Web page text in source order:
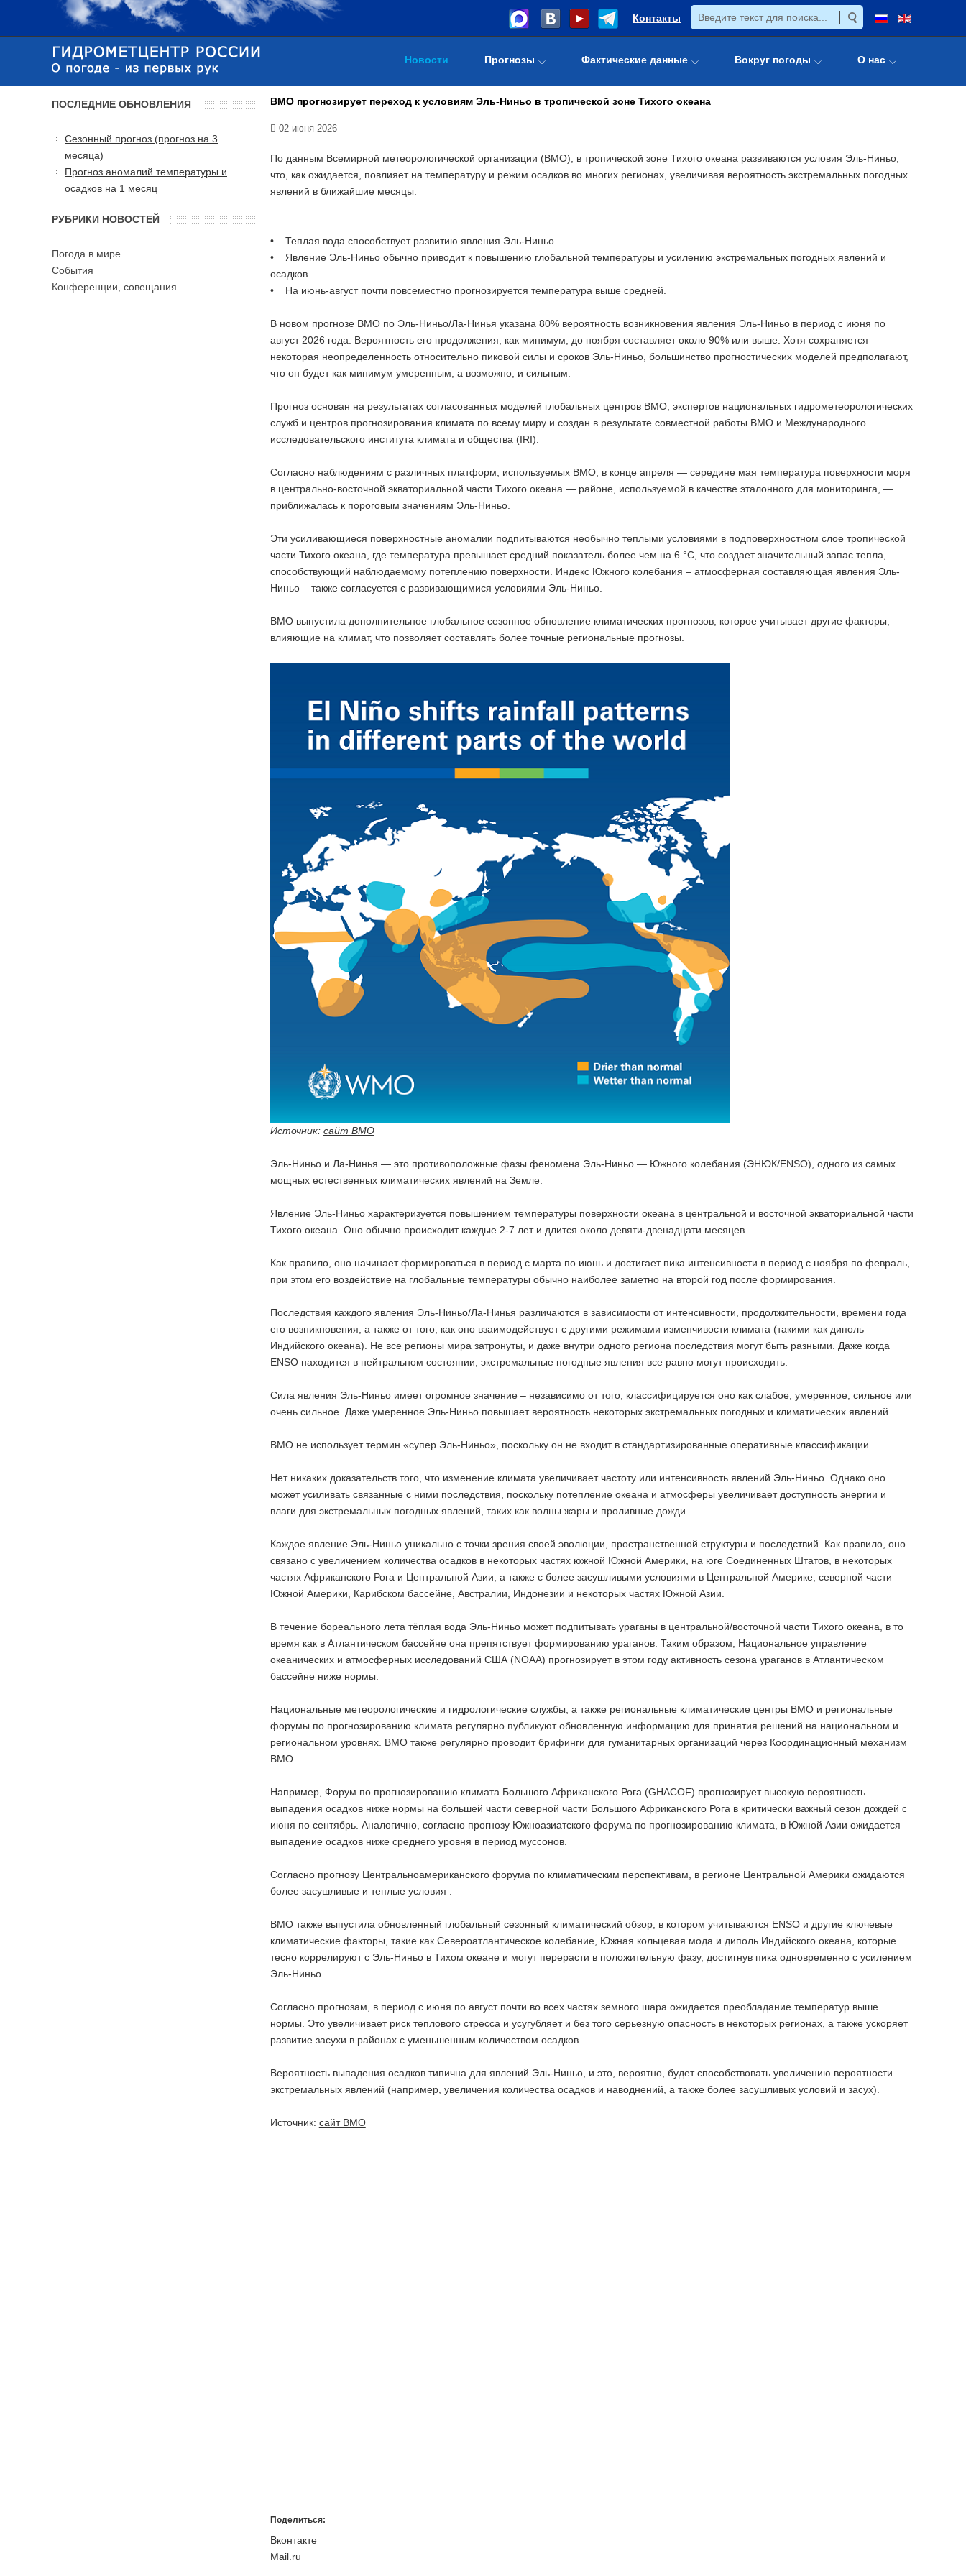
Контакты
Новости Прогнозы Фактические данные Вокруг погоды О нас
ВМО прогнозирует переход к условиям Эль-Ниньо в тропической зоне Тихого океана
02 июня 2026
По данным Всемирной метеорологической организации (ВМО), в тропической зоне Тихого океана развиваются условия Эль-Ниньо,
что, как ожидается, повлияет на температуру и режим осадков во многих регионах, увеличивая вероятность экстремальных погодных
явлений в ближайшие месяцы.
• Теплая вода способствует развитию явления Эль-Ниньо.
• Явление Эль-Ниньо обычно приводит к повышению глобальной температуры и усилению экстремальных погодных явлений и
осадков.
• На июнь-август почти повсеместно прогнозируется температура выше средней.
В новом прогнозе ВМО по Эль-Ниньо/Ла-Нинья указана 80% вероятность возникновения явления Эль-Ниньо в период с июня по
август 2026 года. Вероятность его продолжения, как минимум, до ноября составляет около 90% или выше. Хотя сохраняется
некоторая неопределенность относительно пиковой силы и сроков Эль-Ниньо, большинство прогностических моделей предполагают,
что он будет как минимум умеренным, а возможно, и сильным.
Прогноз основан на результатах согласованных моделей глобальных центров ВМО, экспертов национальных гидрометеорологических
служб и центров прогнозирования климата по всему миру и создан в результате совместной работы ВМО и Международного
исследовательского института климата и общества (IRI).
Согласно наблюдениям с различных платформ, используемых ВМО, в конце апреля — середине мая температура поверхности моря
в центрально-восточной экваториальной части Тихого океана — районе, используемой в качестве эталонного для мониторинга, —
приближалась к пороговым значениям Эль-Ниньо.
Эти усиливающиеся поверхностные аномалии подпитываются необычно теплыми условиями в подповерхностном слое тропической
части Тихого океана, где температура превышает средний показатель более чем на 6 °C, что создает значительный запас тепла,
способствующий наблюдаемому потеплению поверхности. Индекс Южного колебания – атмосферная составляющая явления Эль-
Ниньо – также согласуется с развивающимися условиями Эль-Ниньо.
ВМО выпустила дополнительное глобальное сезонное обновление климатических прогнозов, которое учитывает другие факторы,
влияющие на климат, что позволяет составлять более точные региональные прогнозы.
Источник: сайт ВМО
Эль-Ниньо и Ла-Нинья — это противоположные фазы феномена Эль-Ниньо — Южного колебания (ЭНЮК/ENSO), одного из самых
мощных естественных климатических явлений на Земле.
Явление Эль-Ниньо характеризуется повышением температуры поверхности океана в центральной и восточной экваториальной части
Тихого океана. Оно обычно происходит каждые 2-7 лет и длится около девяти-двенадцати месяцев.
Как правило, оно начинает формироваться в период с марта по июнь и достигает пика интенсивности в период с ноября по февраль,
при этом его воздействие на глобальные температуры обычно наиболее заметно на второй год после формирования.
Последствия каждого явления Эль-Ниньо/Ла-Нинья различаются в зависимости от интенсивности, продолжительности, времени года
его возникновения, а также от того, как оно взаимодействует с другими режимами изменчивости климата (такими как диполь
Индийского океана). Не все регионы мира затронуты, и даже внутри одного региона последствия могут быть разными. Даже когда
ENSO находится в нейтральном состоянии, экстремальные погодные явления все равно могут происходить.
Сила явления Эль-Ниньо имеет огромное значение – независимо от того, классифицируется оно как слабое, умеренное, сильное или
очень сильное. Даже умеренное Эль-Ниньо повышает вероятность некоторых экстремальных погодных и климатических явлений.
ВМО не использует термин «супер Эль-Ниньо», поскольку он не входит в стандартизированные оперативные классификации.
Нет никаких доказательств того, что изменение климата увеличивает частоту или интенсивность явлений Эль-Ниньо. Однако оно
может усиливать связанные с ними последствия, поскольку потепление океана и атмосферы увеличивает доступность энергии и
влаги для экстремальных погодных явлений, таких как волны жары и проливные дожди.
Каждое явление Эль-Ниньо уникально с точки зрения своей эволюции, пространственной структуры и последствий. Как правило, оно
связано с увеличением количества осадков в некоторых частях южной Южной Америки, на юге Соединенных Штатов, в некоторых
частях Африканского Рога и Центральной Азии, а также с более засушливыми условиями в Центральной Америке, северной части
Южной Америки, Карибском бассейне, Австралии, Индонезии и некоторых частях Южной Азии.
В течение бореального лета тёплая вода Эль-Ниньо может подпитывать ураганы в центральной/восточной части Тихого океана, в то
время как в Атлантическом бассейне она препятствует формированию ураганов. Таким образом, Национальное управление
океанических и атмосферных исследований США (NOAA) прогнозирует в этом году активность сезона ураганов в Атлантическом
бассейне ниже нормы.
Национальные метеорологические и гидрологические службы, а также региональные климатические центры ВМО и региональные
форумы по прогнозированию климата регулярно публикуют обновленную информацию для принятия решений на национальном и
региональном уровнях. ВМО также регулярно проводит брифинги для гуманитарных организаций через Координационный механизм
ВМО.
Например, Форум по прогнозированию климата Большого Африканского Рога (GHACOF) прогнозирует высокую вероятность
выпадения осадков ниже нормы на большей части северной части Большого Африканского Рога в критически важный сезон дождей с
июня по сентябрь. Аналогично, согласно прогнозу Южноазиатского форума по прогнозированию климата, в Южной Азии ожидается
выпадение осадков ниже среднего уровня в период муссонов.
Согласно прогнозу Центральноамериканского форума по климатическим перспективам, в регионе Центральной Америки ожидаются
более засушливые и теплые условия .
ВМО также выпустила обновленный глобальный сезонный климатический обзор, в котором учитываются ENSO и другие ключевые
климатические факторы, такие как Североатлантическое колебание, Южная кольцевая мода и диполь Индийского океана, которые
тесно коррелируют с Эль-Ниньо в Тихом океане и могут перерасти в положительную фазу, достигнув пика одновременно с усилением
Эль-Ниньо.
Согласно прогнозам, в период с июня по август почти во всех частях земного шара ожидается преобладание температур выше
нормы. Это увеличивает риск теплового стресса и усугубляет и без того серьезную опасность в некоторых регионах, а также ускоряет
развитие засухи в районах с уменьшенным количеством осадков.
Вероятность выпадения осадков типична для явлений Эль-Ниньо, и это, вероятно, будет способствовать увеличению вероятности
экстремальных явлений (например, увеличения количества осадков и наводнений, а также более засушливых условий и засух).
Источник: сайт ВМО
Поделиться:
Вконтакте
Mail.ru
ПОСЛЕДНИЕ ОБНОВЛЕНИЯ
Сезонный прогноз (прогноз на 3
месяца)
Прогноз аномалий температуры и
осадков на 1 месяц
РУБРИКИ НОВОСТЕЙ
Погода в мире
События
Конференции, совещания